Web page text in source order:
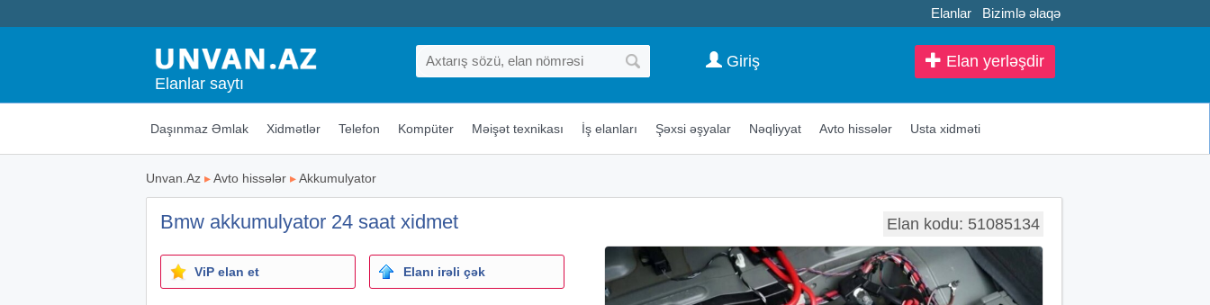
Elanlar Bizimlə əlaqə
Elanlar saytı
Elan yerləşdir
Giriş
Daşınmaz Əmlak Xidmətlər Telefon Kompüter Məişət texnikası İş elanları Şəxsi əşyalar Nəqliyyat Avto hissələr Usta xidməti
Unvan.Az ▸Avto hissələr ▸Akkumulyator
Bmw akkumulyator 24 saat xidmet Elan kodu: 51085134
ViP elan et Elanı irəli çək